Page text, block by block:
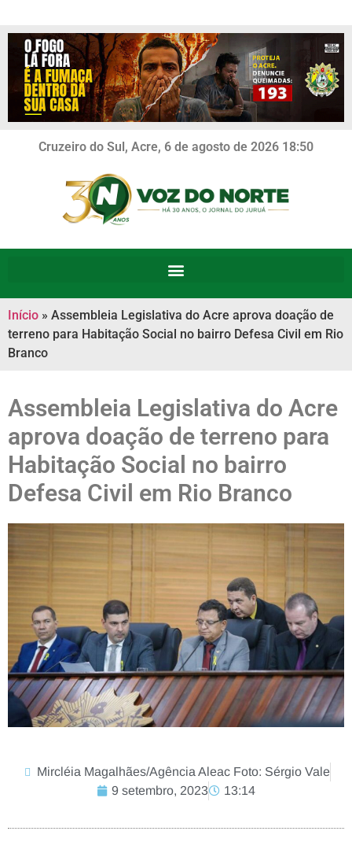
Cruzeiro do Sul, Acre, 6 de agosto de 2026 18:50
Início » Assembleia Legislativa do Acre aprova doação de
terreno para Habitação Social no bairro Defesa Civil em Rio
Branco
Assembleia Legislativa do Acre
aprova doação de terreno para
Habitação Social no bairro
Defesa Civil em Rio Branco
Mircléia Magalhães/Agência Aleac Foto: Sérgio Vale
9 setembro, 2023
13:14